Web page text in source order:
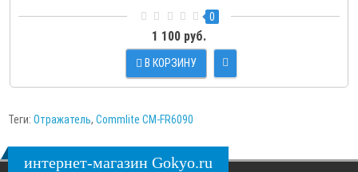
0
1 100 руб.
В КОРЗИНУ
Теги: Отражатель, Commlite CM-FR6090
интернет-магазин Gokyo.ru